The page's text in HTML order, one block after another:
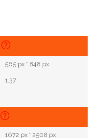
565 px * 848 px
1.37
1672 px * 2508 px